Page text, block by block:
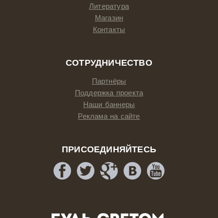
Литература
Магазин
Контакты
СОТРУДНИЧЕСТВО
Партнёры
Поддержка проекта
Наши баннеры
Реклама на сайте
ПРИСОЕДИНЯЙТЕСЬ